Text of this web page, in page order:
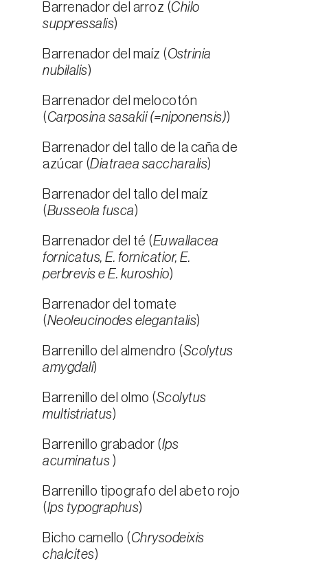
Barrenador del arroz (Chilo
suppressalis)
Barrenador del maíz (Ostrinia
nubilalis)
Barrenador del melocotón
(Carposina sasakii (=niponensis))
Barrenador del tallo de la caña de
azúcar (Diatraea saccharalis)
Barrenador del tallo del maíz
(Busseola fusca)
Barrenador del té (Euwallacea
fornicatus, E. fornicatior, E.
perbrevis e E. kuroshio)
Barrenador del tomate
(Neoleucinodes elegantalis)
Barrenillo del almendro (Scolytus
amygdali)
Barrenillo del olmo (Scolytus
multistriatus)
Barrenillo grabador (Ips
acuminatus )
Barrenillo tipografo del abeto rojo
(Ips typographus)
Bicho camello (Chrysodeixis
chalcites)